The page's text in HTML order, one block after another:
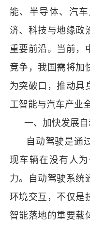
能、半导体、汽
济、科技与地缘政
重要前沿。当前，
竞争，我国需将加
为突破口，推动具
工智能与汽车产业
一、加快发展自
自动驾驶是通
现车辆在没有人
力。自动驾驶系统
环境交互，不仅是
智能落地的重要载